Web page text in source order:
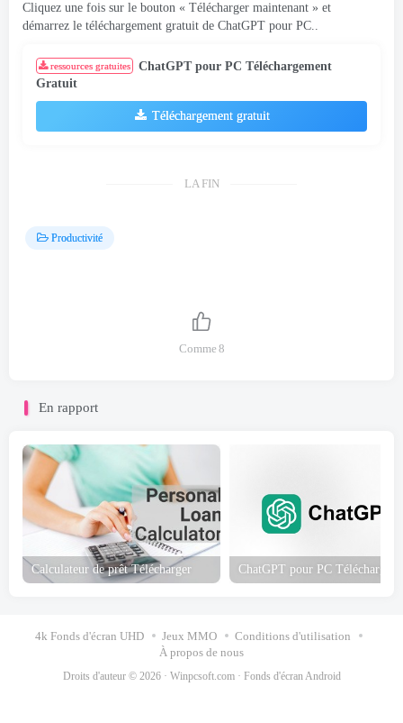
Cliquez une fois sur le bouton « Télécharger maintenant » et
démarrez le téléchargement gratuit de ChatGPT pour PC..
ressources gratuites
ChatGPT pour PC Téléchargement
Gratuit
Téléchargement gratuit
LA FIN
Productivité
Comme 8
En rapport
Calculateur de prêt Télécharger
4k Fonds d'écran UHD Jeux MMO
Conditions d'utilisation
À propos de nous
Droits d'auteur © 2026 · Winpcsoft.com· Fonds d'écran Android